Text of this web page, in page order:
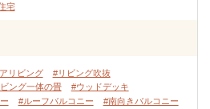
宅
リビング
#リビング吹抜
ング一体の畳
#ウッドデッキ
#ルーフバルコニー
#南向きバルコニー